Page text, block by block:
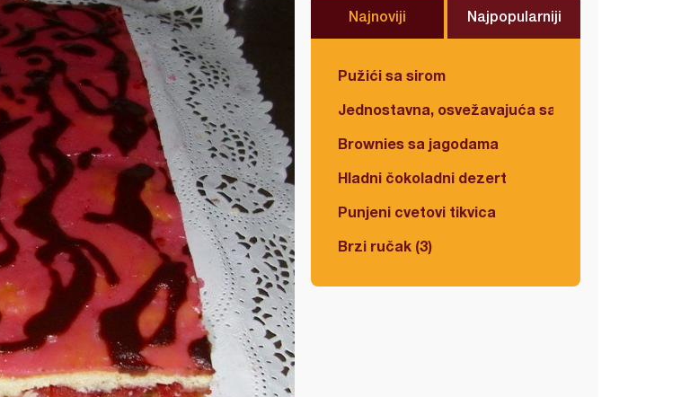
Najnoviji Najpopularniji
Pužići sa sirom
Jednostavna, osvežavajuća salata
Brownies sa jagodama
Hladni čokoladni dezert
Punjeni cvetovi tikvica
Brzi ručak (3)